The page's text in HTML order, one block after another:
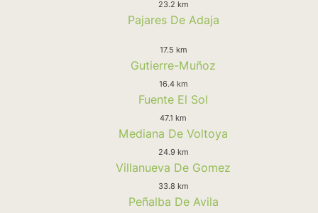
23.2 km
Pajares De Adaja
17.5 km
Gutierre-Muñoz
16.4 km
Fuente El Sol
47.1 km
Mediana De Voltoya
24.9 km
Villanueva De Gomez
33.8 km
Peñalba De Avila